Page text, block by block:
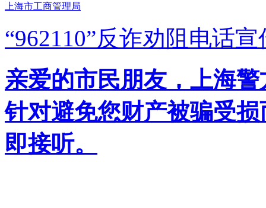
上海市工商管理局
“962110”反诈劝阻电话宣
亲爱的市民朋友，上海
针对避免您财产被骗受
即接听。